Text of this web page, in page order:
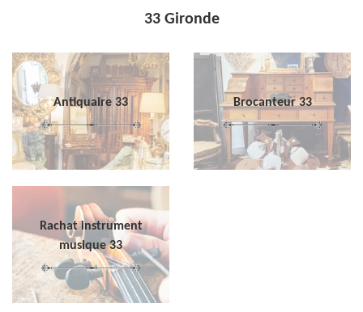
33 Gironde
Antiquaire 33 Brocanteur 33
Rachat instrument
musique 33